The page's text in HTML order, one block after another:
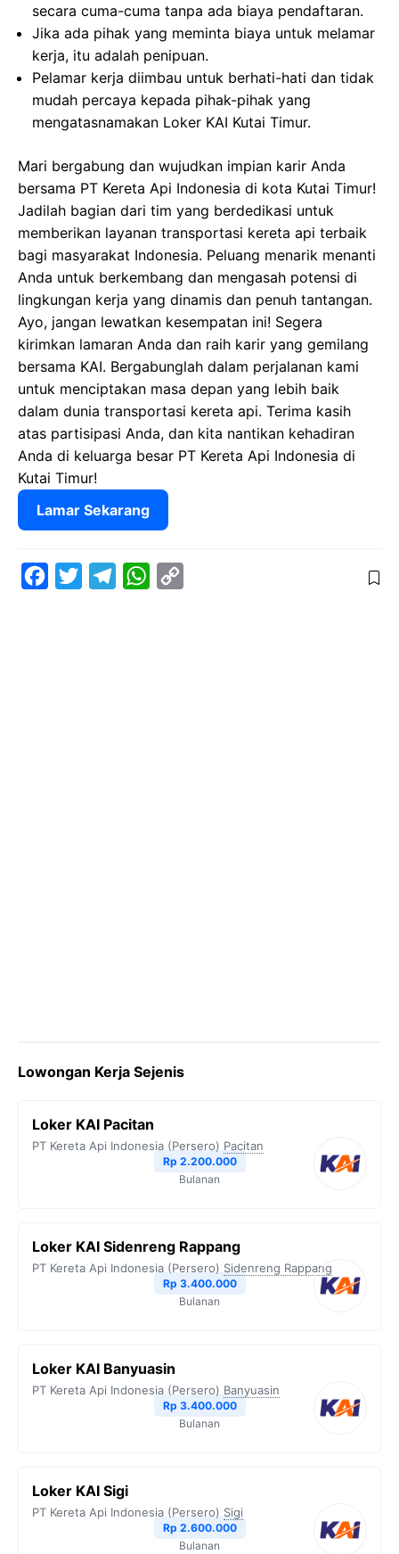
secara cuma-cuma tanpa ada biaya pendaftaran.
Jika ada pihak yang meminta biaya untuk melamar
kerja, itu adalah penipuan.
Pelamar kerja diimbau untuk berhati-hati dan tidak
mudah percaya kepada pihak-pihak yang
mengatasnamakan Loker KAI Kutai Timur.
Mari bergabung dan wujudkan impian karir Anda
bersama PT Kereta Api Indonesia di kota Kutai Timur!
Jadilah bagian dari tim yang berdedikasi untuk
memberikan layanan transportasi kereta api terbaik
bagi masyarakat Indonesia. Peluang menarik menanti
Anda untuk berkembang dan mengasah potensi di
lingkungan kerja yang dinamis dan penuh tantangan.
Ayo, jangan lewatkan kesempatan ini! Segera
kirimkan lamaran Anda dan raih karir yang gemilang
bersama KAI. Bergabunglah dalam perjalanan kami
untuk menciptakan masa depan yang lebih baik
dalam dunia transportasi kereta api. Terima kasih
atas partisipasi Anda, dan kita nantikan kehadiran
Anda di keluarga besar PT Kereta Api Indonesia di
Kutai Timur!
Lamar Sekarang
W
Lowongan Kerja Sejenis
Loker KAI Pacitan
PT Kereta Api Indonesia (Persero) Pacitan
Rp 2.200.000
Bulanan
Loker KAI Sidenreng Rappang
PT Kereta Api Indonesia (Persero) Sidenreng Rappang
Rp 3.400.000
Bulanan
Loker KAI Banyuasin
PT Kereta Api Indonesia (Persero) Banyuasin
Rp 3.400.000
Bulanan
Loker KAI Sigi
PT Kereta Api Indonesia (Persero) Sigi
Rp 2.600.000
Bulanan